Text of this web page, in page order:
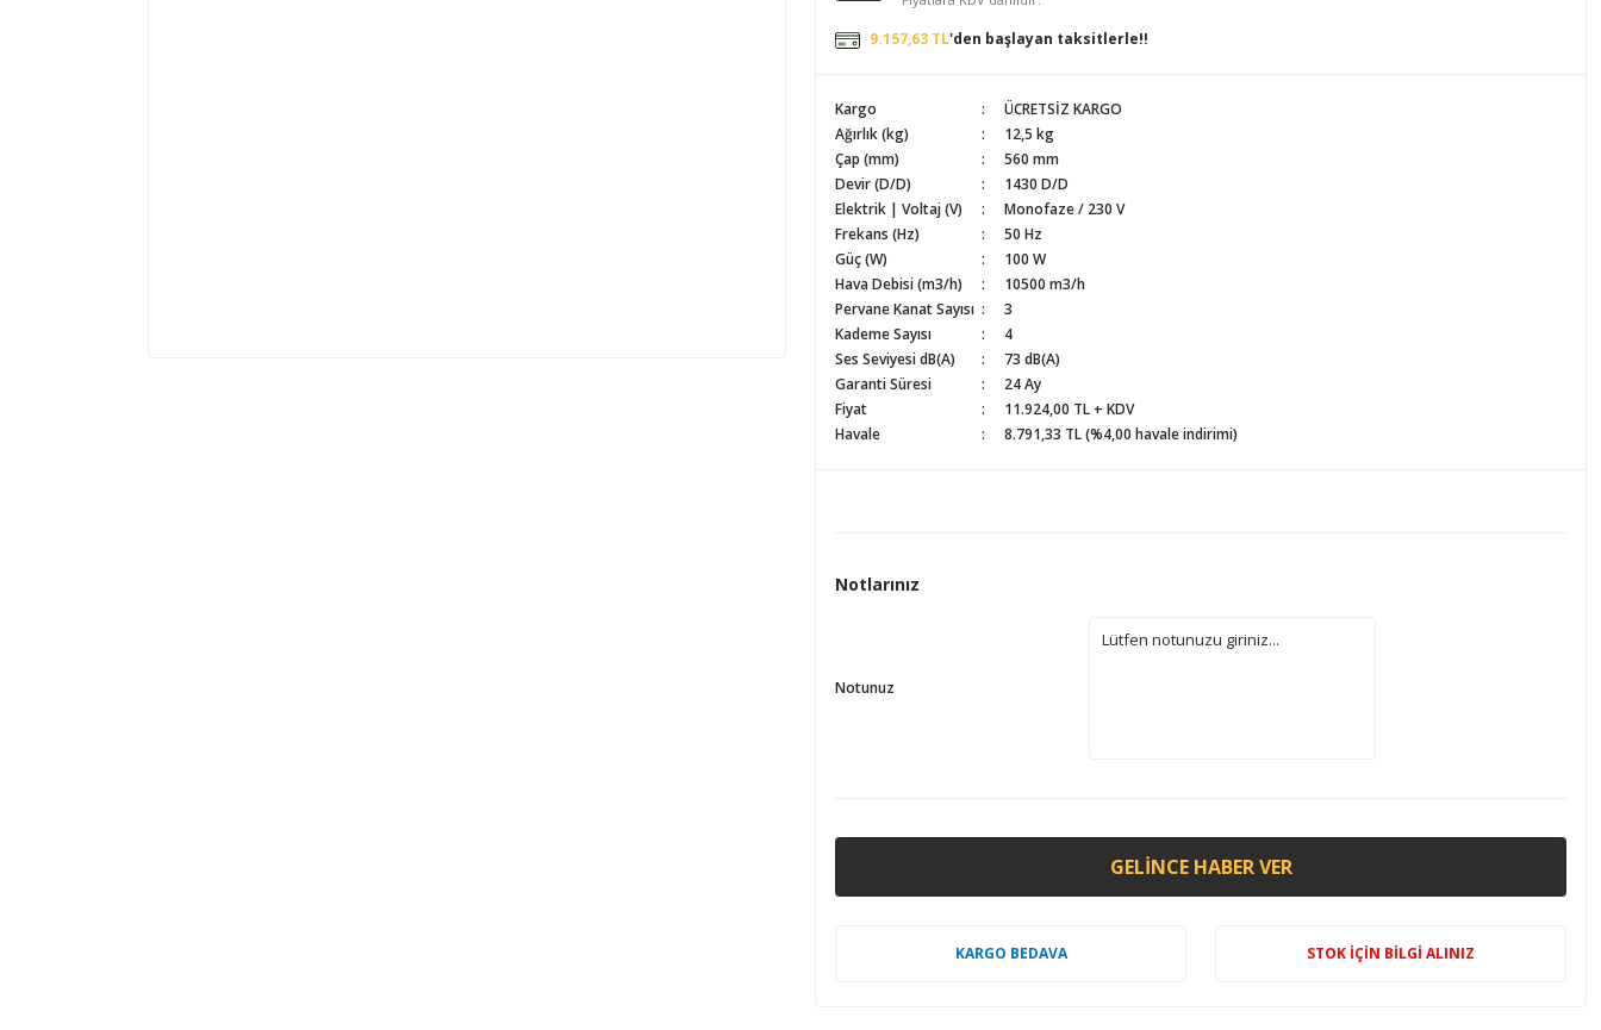
9.157,63 TL'den başlayan taksitlerle!!
Kargo
ÜCRETSİZ KARGO
Ağırlık (kg)
12,5 kg
Çap (mm)
560 mm
Devir (D/D)
1430 D/D
Elektrik | Voltaj (V)
Monofaze / 230 V
Frekans (Hz)
50 Hz
Güç (W)
100 W
Hava Debisi (m3/h)
10500 m3/h
Pervane Kanat Sayısı
3
Kademe Sayısı
4
Ses Seviyesi dB(A)
73 dB(A)
Garanti Süresi
24 Ay
Fiyat
11.924,00 TL + KDV
Havale
8.791,33 TL (%4,00 havale indirimi)
Notlarınız
Notunuz
GELINCE HABER VER
KARGO BEDAVA STOK İÇİN BİLGİ ALINIZ